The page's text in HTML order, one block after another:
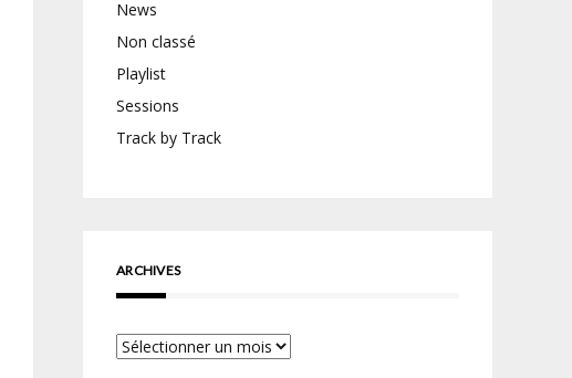
News
Non classé
Playlist
Sessions
Track by Track
ARCHIVES
Archives